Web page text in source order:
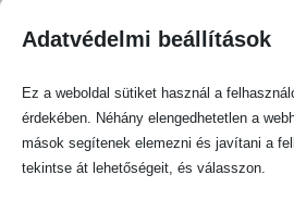
Hogyan támogasd magad a
regenerációban?
Fontos a testi regeneráció
mozgásformákkal, egészséges
medencefenék izmainak erősítésével.
Adatvédelmi beállítások
Ez a weboldal sütiket használ a
érdekében. Néhány elengedhetetlen a
mások segítenek elemezni és javítani a
tekintse át lehetőségeit, és válasszon.